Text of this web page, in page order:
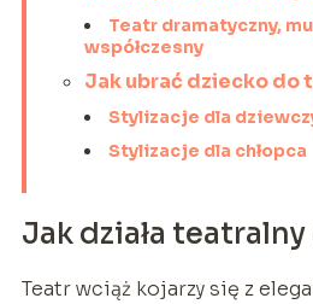
Teatr dramatyczny,
współczesny
Jak ubrać dziecko do
Stylizacje dla
Stylizacje dla chłopca
Jak działa
Teatr wciąż kojarzy się z